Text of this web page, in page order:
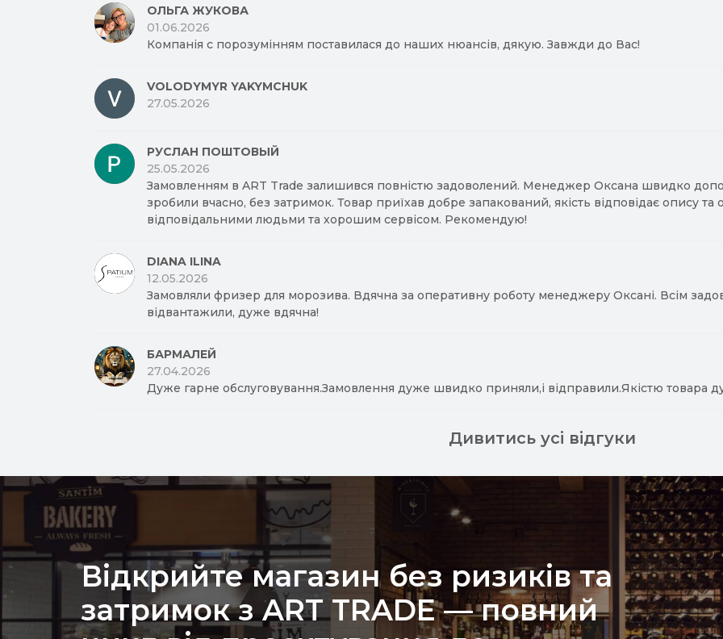
ОЛЬГА ЖУКОВА
01.06.2026
Компанія с порозумінням поставилася до наших нюансів, дякую. Завжди до Вас!
VOLODYMYR YAKYMCHUK
27.05.2026
РУСЛАН ПОШТОВЫЙ
25.05.2026
Замовленням в ART Trade залишився повністю задоволений. Менеджер Оксана швидко
зробили вчасно, без затримок. Товар приїхав добре запакований, якість відповідає опису
відповідальними людьми та хорошим сервісом. Рекомендую!
DIANA ILINA
12.05.2026
Замовляли фризер для морозива. Вдячна за оперативну роботу менеджеру Оксані. Всім
відвантажили, дуже вдячна!
БАРМАЛЕЙ
27.04.2026
Дуже гарне обслуговування.Замовлення дуже швидко приняли,і відправили.Якістю товара
Дивитись усі відгуки
Відкрийте магазин без ризиків та
затримок з ART TRADE — повний